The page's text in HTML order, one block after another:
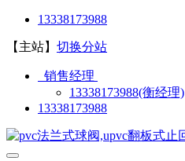
13338173988
【主站】 切换分站
销售经理
13338173988(衡经理)
13338173988